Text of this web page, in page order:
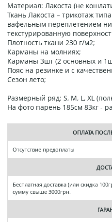
Материал: Лакоста (не
Ткань Лакоста – трикотаж
вафельным переплетением
текстурированную
Плотность ткани 230 г/м2;
Карманы на молниях;
Карманы 3шт (2 основных и
Пояс на резинке и с
Сезон лето;
Размерный ряд: S, M, L, XL
На фото парень 185см 83кг -
ОПЛАТА
Отсутствие предоплаты
Бесплатная доставка (или скидка
сумму свыше 3000грн.